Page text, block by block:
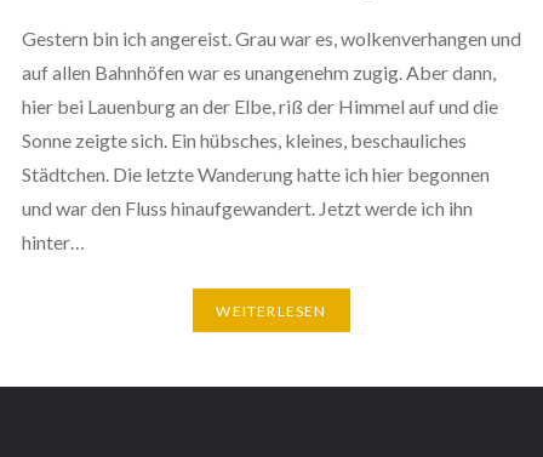
Gestern bin ich angereist. Grau war es, wolkenverhangen und
auf allen Bahnhöfen war es unangenehm zugig. Aber dann,
hier bei Lauenburg an der Elbe, riß der Himmel auf und die
Sonne zeigte sich. Ein hübsches, kleines, beschauliches
Städtchen. Die letzte Wanderung hatte ich hier begonnen
und war den Fluss hinaufgewandert. Jetzt werde ich ihn
hinter…
WEITERLESEN